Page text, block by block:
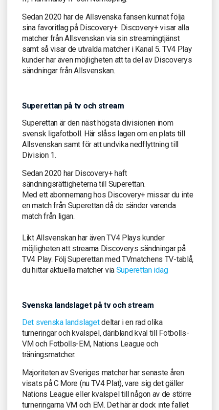
Sedan 2020 har de Allsvenska fansen kunnat följa
sina favoritlag på Discovery+. Discovery+ visar alla
matcher från Allsvenskan via sin streamingtjänst
samt så visar de utvalda matcher i Kanal 5. TV4 Play
kunder har även möjligheten att ta del av Discoverys
sändningar från Allsvenskan.
Superettan på tv och stream
Superettan är den näst högsta divisionen inom
svensk ligafotboll. Här slåss lagen om en plats till
Allsvenskan samt för att undvika nedflyttning till
Division 1.
Sedan 2020 har Discovery+ haft
sändningsrättigheterna till Superettan.
Med ett abonnemang hos Discovery+ missar du inte
en match från Superettan då de sänder varenda
match från ligan.
Likt Allsvenskan har även TV4 Plays kunder
möjligheten att streama Discoverys sändningar på
TV4 Play. Följ Superettan med TVmatchens TV-tablå,
du hittar aktuella matcher via Superettan idag
Svenska landslaget på tv och stream
Det svenska landslagetdeltar i en rad olika
turneringar och kvalspel, däribland kval till Fotbolls-
VM och Fotbolls-EM, Nations League och
träningsmatcher.
Majoriteten av Sveriges matcher har senaste åren
visats på C More (nu TV4 Plat), vare sig det gäller
Nations League eller kvalspel till någon av de större
turneringarna VM och EM. Det här är dock inte fallet